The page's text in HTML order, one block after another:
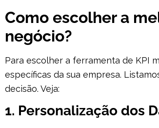
Como escolher a
negócio?
Para escolher a ferramenta de KPI
específicas da sua empresa.
decisão. Veja:
1. Personalização dos